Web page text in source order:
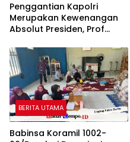
Penggantian Kapolri
Merupakan Kewenangan
Absolut Presiden, Prof
Pemberantasan Korupsi
Justru Melemah
BERITA UTAMA
Babinsa Koramil 1002-